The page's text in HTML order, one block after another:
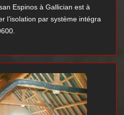
Espinos à Gallician est à
l’isolation par système intégra